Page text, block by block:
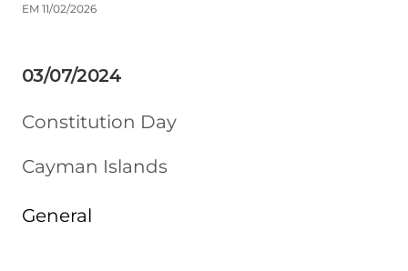
EM 11/02/2026
03/07/2024
Constitution Day
Cayman Islands
General